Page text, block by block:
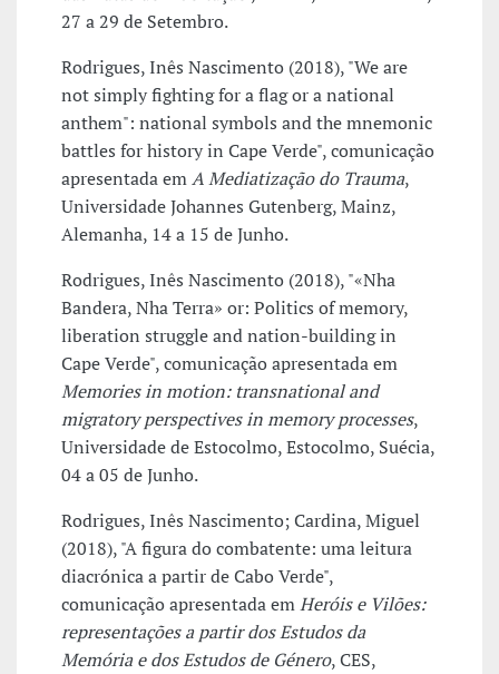
27 a 29 de Setembro.
Rodrigues, Inês Nascimento (2018), "We are
not simply fighting for a flag or a national
anthem": national symbols and the mnemonic
battles for history in Cape Verde", comunicação
apresentada emA Mediatização do Trauma,
Universidade Johannes Gutenberg, Mainz,
Alemanha, 14 a 15 de Junho.
Rodrigues, Inês Nascimento (2018), "«Nha
Bandera, Nha Terra» or: Politics of memory,
liberation struggle and nation-building in
Cape Verde", comunicação apresentada em
Memories in motion: transnational and
migratory perspectives in memory processes,
Universidade de Estocolmo, Estocolmo, Suécia,
04 a 05 de Junho.
Rodrigues, Inês Nascimento; Cardina, Miguel
(2018), "A figura do combatente: uma leitura
diacrónica a partir de Cabo Verde",
comunicação apresentada emHeróis e Vilões:
representações a partir dos Estudos da
Memória e dos Estudos de Género, CES,